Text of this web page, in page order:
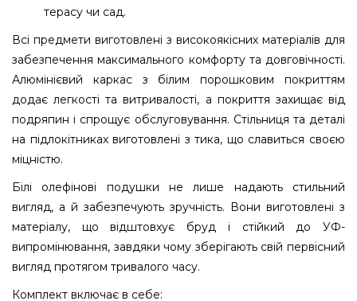
терасу чи сад.
Всі предмети виготовлені з високоякісних матеріалів для
забезпечення максимального комфорту та довговічності.
Алюмінієвий каркас з білим порошковим покриттям
додає легкості та витривалості, а покриття захищає від
подряпин і спрощує обслуговування. Стільниця та деталі
на підлокітниках виготовлені з тика, що славиться своєю
міцністю.
Білі олефінові подушки не лише надають стильний
вигляд, а й забезпечують зручність. Вони виготовлені з
матеріалу, що відштовхує бруд і стійкий до УФ-
випромінювання, завдяки чому зберігають свій первісний
вигляд протягом тривалого часу.
Комплект включає в себе: